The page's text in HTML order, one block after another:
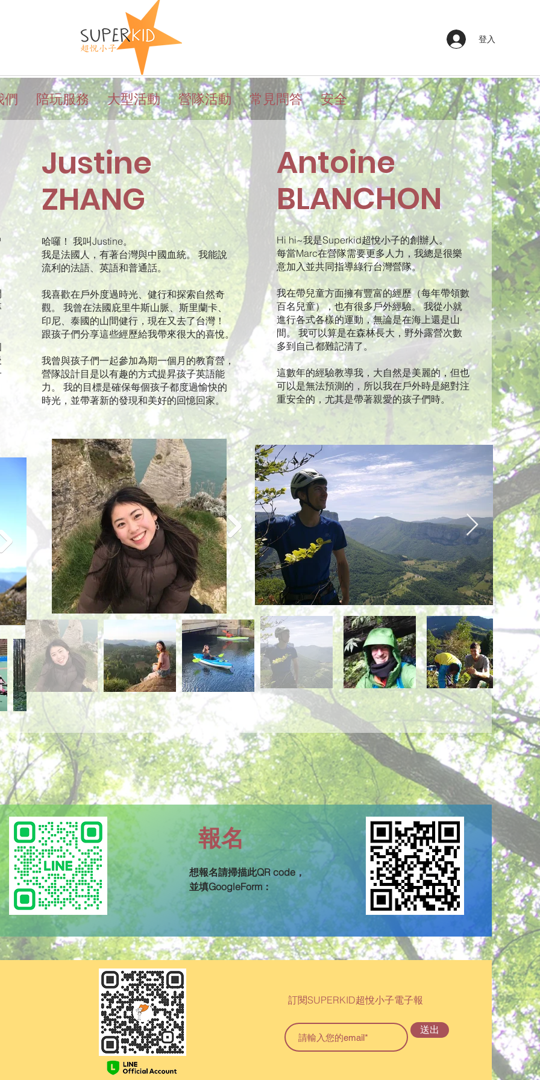
登入
們 陪玩服務 大型活動 營隊活動 常見問答 安全
Justine
ZHANG
哈囉！ 我叫Justine。
我是法國人，有著台灣與中國血統。 我能說
流利的法語、英語和普通話。
我喜歡在戶外度過時光、健行和探索自然奇
觀。 我曾在法國庇里牛斯山脈、斯里蘭卡、
印尼、泰國的山間健行，現在又去了台灣！
跟孩子們分享這些經歷給我帶來很大的喜悅。
我曾與孩子們一起參加為期一個月的教育營，
營隊設計目是以有趣的方式提昇孩子英語能
力。 我的目標是確保每個孩子都度過愉快的
時光，並帶著新的發現和美好的回憶回家。
Antoine
BLANCHON
Hi hi~我是Superkid超悅小子的創辦人。
每當Marc在營隊需要更多人力，我總是很樂
意加入並共同指導綠行台灣營隊。
我在帶兒童方面擁有豐富的經歷（每年帶領數
百名兒童），也有很多戶外經驗。 我從小就
進行各式各樣的運動，無論是在海上還是山
間。 我可以算是在森林長大，野外露營次數
多到自己都難記清了。
這數年的經驗教導我，大自然是美麗的，但也
可以是無法預測的，所以我在戶外時是絕對注
重安全的，尤其是帶著親愛的孩子們時。
報名
想報名請掃描此QR code，
並填GoogleForm：
訂閱SUPERKID超悅小子電子報
送出